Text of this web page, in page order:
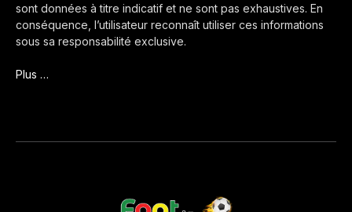
sont données à titre indicatif et ne sont pas exhaustives. En
conséquence, l’utilisateur reconnaît utiliser ces informations
sous sa responsabilité exclusive.
Plus …